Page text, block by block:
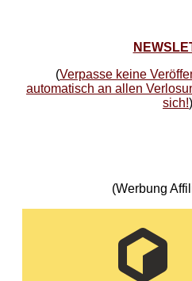
(Verpasse keine
automatisch an allen
sich!)
(Werbung